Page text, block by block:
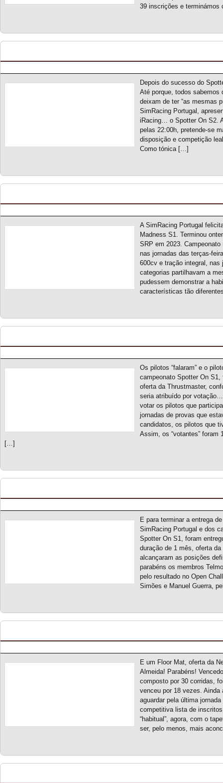
39 inscrições e
Depois do sucesso do
Até porque, todos sabemos
deixam de ter “as mesmas
SimRacing Portugal,
iRacing… o Spotter On S2.
pelas 22:00h, pretende-se
disposição e competição
Como tónica […]
A SimRacing Portugal
Madness S1. Terminou
SRP em 2023.
nas jornadas das terças-
600cv e tração integral,
categorias partilhavam a
pudessem demonstrar a
características tão
Os pilotos “falaram” e o
campeonato Spotter On
oferta da Thrustmaster,
seria atribuído por
votar os pilotos que
jornadas de provas que
candidatos, os pilotos que
Assim, os “votantes” foram
[…]
E para terminar a entrega
SimRacing Portugal e dos
Spotter On S1, foram
duração de 1 mês, oferta
alcançaram as posições
parabéns os membros
pelo resultado no Open
Simões e Manuel Guerra,
E um Floor Mat, oferta da
Almeida! Parabéns!
composto por 30 corridas,
venceu por 18 vezes.
aguardar pela última
competitiva lista de
“habitual”, agora, com o
ser, pelo menos, mais